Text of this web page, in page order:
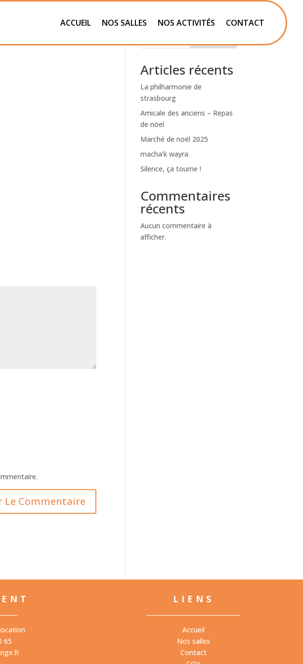
ACCUEIL NOS SALLES NOS ACTIVITÉS CONTACT
Articles récents
La philharmonie de
strasbourg
Amicale des anciens – Repas
de nöel
Marché de noël 2025
macha’k wayra
Silence, ça tourne !
Commentaires
récents
Aucun commentaire à
afficher.
65
LIENS
Accueil
Nos salles
Contact